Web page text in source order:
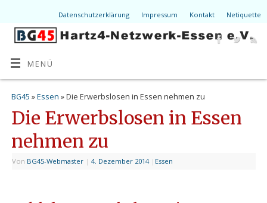
Datenschutzerklärung Impressum Kontakt Netiquette
MENÜ
BG45 »Essen » Die Erwerbslosen in Essen nehmen zu
Die Erwerbslosen in Essen
nehmen zu
Von BG45-Webmaster | 4. Dezember 2014 | Essen